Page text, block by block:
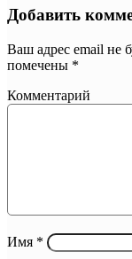
Добавить
Ваш адрес email не
помечены *
Комментарий
Имя *